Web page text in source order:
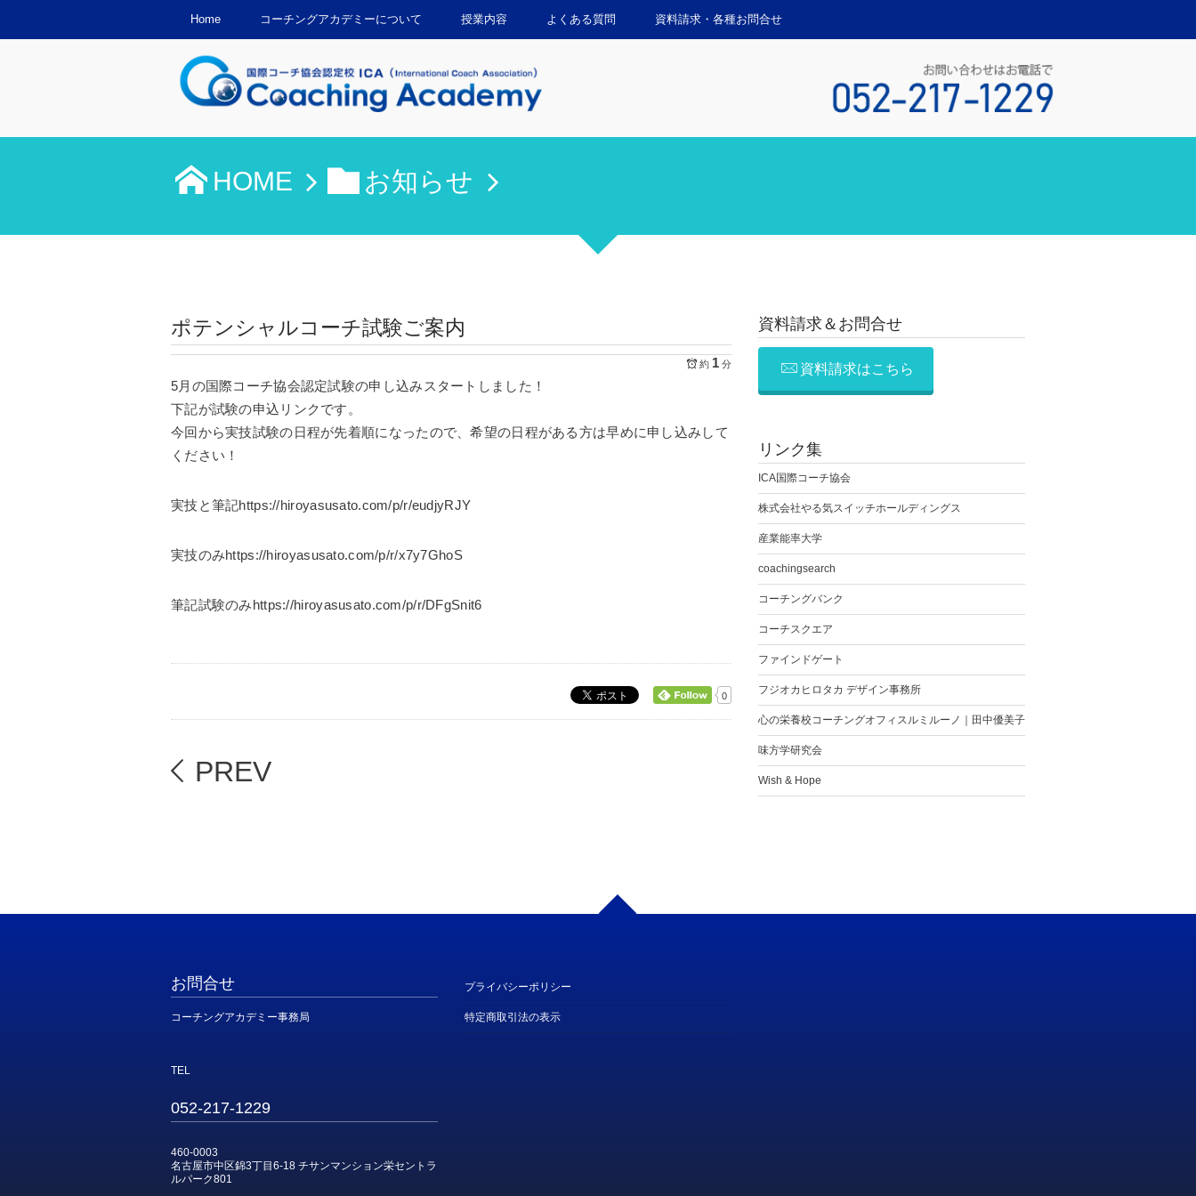
Home コーチングアカデミーについて 授業内容 よくある質問 資料請求・各種お問合せ
HOME お知らせ
ポテンシャルコーチ試験ご案内
約 1 分
5月の国際コーチ協会認定試験の申し込みスタートしました！
下記が試験の申込リンクです。
今回から実技試験の日程が先着順になったので、希望の日程がある方は早めに申し込みして
ください！
実技と筆記https://hiroyasusato.com/p/r/eudjyRJY
実技のみhttps://hiroyasusato.com/p/r/x7y7GhoS
筆記試験のみhttps://hiroyasusato.com/p/r/DFgSnit6
0
PREV
資料請求＆お問合せ
資料請求はこちら
リンク集
ICA国際コーチ協会
株式会社やる気スイッチホールディングス
産業能率大学
coachingsearch
コーチングバンク
コーチスクエア
ファインドゲート
フジオカヒロタカ デザイン事務所
心の栄養校コーチングオフィスルミルーノ｜田中優美子
味方学研究会
Wish & Hope
お問合せ
コーチングアカデミー事務局
TEL
052-217-1229
460-0003
名古屋市中区錦3丁目6-18 チサンマンション栄セントラ
ルパーク801
プライバシーポリシー
特定商取引法の表示